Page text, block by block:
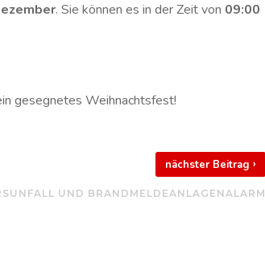
. Sie können es in der Zeit von 09:00
gesegnetes Weihnachtsfest!
nächster Beitrag›
UND BRANDMELDEANLAGENALARM